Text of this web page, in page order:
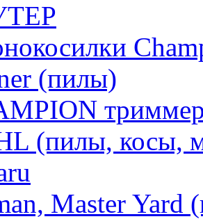
(пилы)
(пилы, косы,
Master Yard